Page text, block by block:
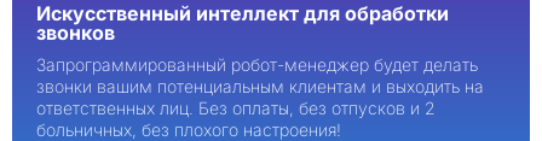
Искусственный интеллект для обработки
звонков
Запрограммированный робот-менеджер будет делать
звонки вашим потенциальным клиентам и выходить на
ответственных лиц. Без оплаты, без отпусков и 2
больничных, без плохого настроения!